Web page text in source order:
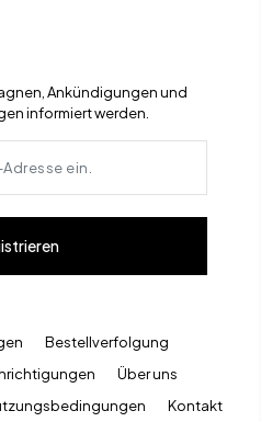
Ankündigungen und
informiert werden.
Bestellverfolgung
Über uns
Kontakt